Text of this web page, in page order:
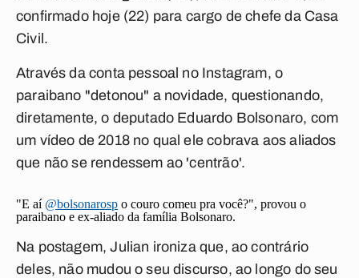
confirmado hoje (22) para cargo de chefe da Casa
Civil.
Através da conta pessoal no Instagram, o
paraibano "detonou" a novidade, questionando,
diretamente, o deputado Eduardo Bolsonaro, com
um vídeo de 2018 no qual ele cobrava aos aliados
que não se rendessem ao 'centrão'.
"E aí @bolsonarosp o couro comeu pra você?", provou o
paraibano e ex-aliado da família Bolsonaro.
Na postagem, Julian ironiza que, ao contrário
deles, não mudou o seu discurso, ao longo do seu